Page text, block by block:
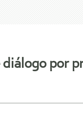
diálogo por